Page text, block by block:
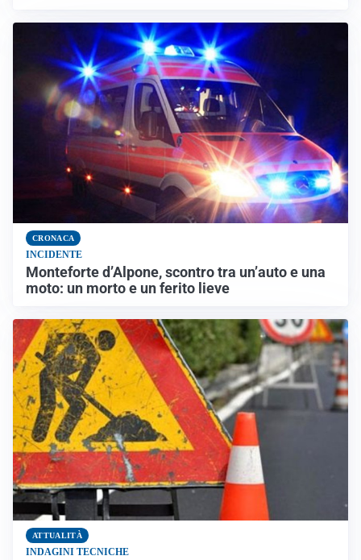
CRONACA
INCIDENTE
Monteforte d’Alpone, scontro tra un’auto e una
moto: un morto e un ferito lieve
ATTUALITÀ
INDAGINI TECNICHE